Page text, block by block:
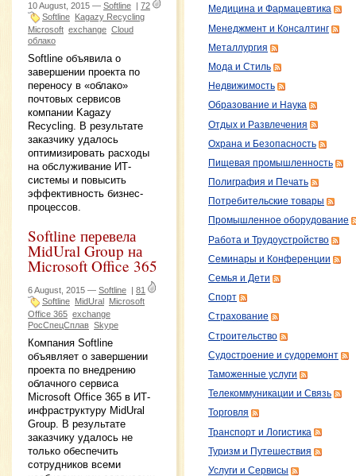
10 August, 2015 — Softline | 72
Softline Kagazy Recycling
Microsoft exchange Cloud
облако
Softline объявила о
завершении проекта по
переносу в «облако»
почтовых сервисов
компании Kagazy
Recycling. В результате
заказчику удалось
оптимизировать расходы
на обслуживание ИТ-
системы и повысить
эффективность бизнес-
процессов.
Softline перевела
MidUral Group на
Microsoft Office 365
6 August, 2015 — Softline
81
Softline MidUral
Microsoft
Office 365 exchange
РосСпецСплав Skype
Компания Softline
объявляет о завершении
проекта по внедрению
облачного сервиса
Microsoft Office 365 в ИТ-
инфраструктуру MidUral
Group. В результате
заказчику удалось не
только обеспечить
сотрудников всеми
Медицина и Фармацевтика
Менеджмент и Консалтинг
Металлургия
Мода и Стиль
Недвижимость
Образование и Наука
Отдых и Развлечения
Охрана и Безопасность
Пищевая промышленность
Полиграфия и Печать
Потребительские товары
Промышленное оборудование
Работа и Трудоустройство
Семинары и Конференции
Семья и Дети
Спорт
Страхование
Строительство
Судостроение и судоремонт
Таможенные услуги
Телекоммуникации и Связь
Торговля
Транспорт и Логистика
Туризм и Путешествия
Услуги и Сервисы